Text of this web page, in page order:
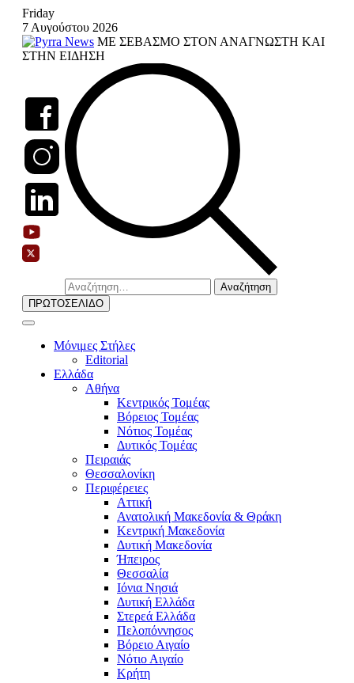
Skip
content
Friday
7 Αυγούστου 2026
ΜΕ ΣΕΒΑΣΜΟ ΣΤΟΝ ΑΝΑΓΝΩΣΤΗ ΚΑΙ
ΣΤΗΝ ΕΙΔΗΣΗ
Αναζήτηση
για:
ΠΡΩΤΟΣΕΛΙΔΟ
Μόνιμες Στήλες
Editorial
Ελλάδα
Αθήνα
Κεντρικός Τομέας
Βόρειος Τομέας
Νότιος Τομέας
Δυτικός Τομέας
Πειραιάς
Θεσσαλονίκη
Περιφέρειες
Αττική
Ανατολική Μακεδονία & Θράκη
Κεντρική Μακεδονία
Δυτική Μακεδονία
Ήπειρος
Θεσσαλία
Ιόνια Νησιά
Δυτική Ελλάδα
Στερεά Ελλάδα
Πελοπόννησος
Βόρειο Αιγαίο
Νότιο Αιγαίο
Κρήτη